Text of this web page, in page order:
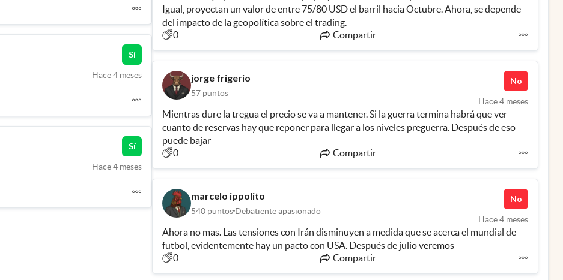
Sí
Hace 4 meses
Sí
Hace 4 meses
Igual, proyectan un valor de entre 75/80 USD el barril hacia Octubre. Ahora, se depende
del impacto de la geopolítica sobre el trading.
0
Compartir
jorge frigerio
57 puntos
No
Hace 4 meses
Mientras dure la tregua el precio se va a mantener. Si la guerra termina habrá que ver
cuanto de reservas hay que reponer para llegar a los niveles preguerra. Después de eso
puede bajar
0
Compartir
marcelo ippolito
540 puntos Debatiente apasionado
No
Hace 4 meses
Ahora no mas. Las tensiones con Irán disminuyen a medida que se acerca el mundial de
futbol, evidentemente hay un pacto con USA. Después de julio veremos
0
Compartir